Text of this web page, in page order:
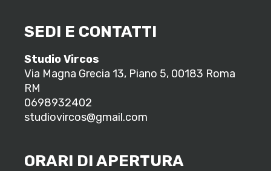
SEDI E CONTATTI
Studio Vircos
Via Magna Grecia 13, Piano 5, 00183 Roma
RM
0698932402
studiovircos@gmail.com
ORARI DI APERTURA